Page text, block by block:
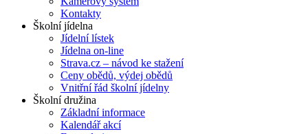
Kontakty
Školní jídelna
Jídelní lístek
Jídelna on-line
Strava.cz – návod ke stažení
Ceny obědů, výdej obědů
Vnitřní řád školní jídelny
Školní družina
Základní informace
Kalendář akcí